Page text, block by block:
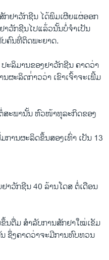
ກຢາວັກຊີນ ໄດ້ພິມເຜີຍແຜ່ອອກ
າວັກຊີນໄປແລ້່ວນັ້ນບໍ່ຈຳເປັນ
ບຄົນທີ່ຕິດພະຍາດ.
ະລິມານຂອງຢາວັກຊີນ ຄາດວ່າ
ຜະລິດກ່່າວວ່າ ເຂົາເຈົ້າຈະເພີ້ມ
ສະພານັ້ນ ຫົວໜ້າທຸລະກິດຂອງ
ານຜະລິດຂຶ້ນສອງເທົ່າ ເປັນ 13
າວັກຊີນ 40 ລ້ານໂດສ ຕໍ່ເດືອນ
ນຕື່ມ ສຳລັບການສັກຢາໃໝ່ເຂັມ
ຊຶ່ງຄາດວ່າຈະມີການທົບທວນ